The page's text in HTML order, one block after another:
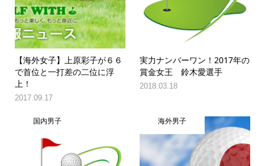
【海外女子】上原彩子が６６
で首位と一打差の二位に浮
上！
2017.09.17
実力ナンバーワン！2017年の
賞金女王 鈴木愛選手
2018.03.18
国内男子 海外男子